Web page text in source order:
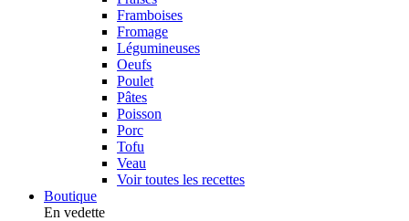
Framboises
Fromage
Légumineuses
Oeufs
Poulet
Pâtes
Poisson
Porc
Tofu
Veau
Voir toutes les recettes
Boutique
En vedette